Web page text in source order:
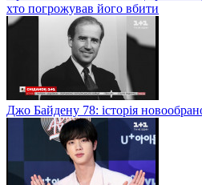
хто погрожував його вбити
Джо Байдену 78: історія